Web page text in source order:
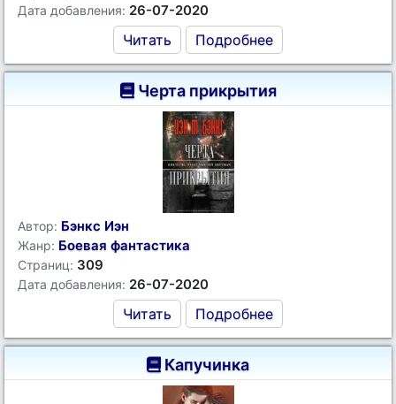
Дата добавления: 26-07-2020
Читать Подробнее
Черта прикрытия
Автор: Бэнкс Иэн
Жанр: Боевая фантастика
Страниц: 309
Дата добавления: 26-07-2020
Читать Подробнее
Капучинка